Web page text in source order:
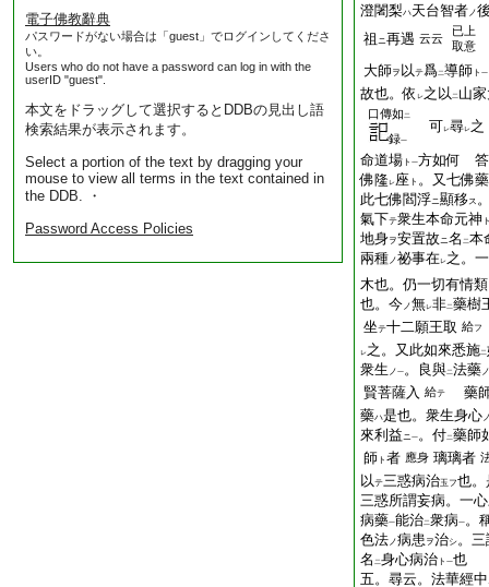
電子佛教辭典
パスワードがない場合は「guest」でログインしてくださ
い。
Users who do not have a password can log in with the
userID "guest".
本文をドラッグして選択するとDDBの見出し語
検索結果が表示されます。
Select a portion of the text by dragging your
mouse to view all terms in the text contained in
the DDB. ・
Password Access Policies
澄闍梨ハ天台智者ノ
祖 ニ再遇 云云
已上
取意
大師ヲ 以テ爲二導師 ト 一
故也。依 レ之以 二 山
口傳如 二
録一
可レ尋レ之
命道場 ト 一方如何 答
佛隆 レ座 ト 。又七佛
此七佛閻浮ニ顯移ス
氣下テ衆生本命元神
地身ヲ安置故ニ名 二本
兩種ノ祕事在レ之。一
木也。仍一切有情
也。今ノ無レ非二藥樹
坐テ十二願王取 給フ
レ之。又此如來悉施二
衆生 ノ一。良與二法藥ノ
賢菩薩入 給テ
藥
藥ハ是也。衆生身心
來利益ニ一。付二藥師
師 ト 者 應身 璃璃者
以テ三惑病治玉フ也。
三惑所謂妄病。一
病藥一能治二衆病一。
色法ノ病患 ヲ治シ。
名 二身心病治 ト 一也
五。尋云。法華經中